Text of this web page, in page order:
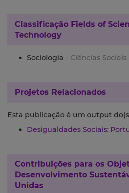
Classificação Fields of
Technology
Sociologia - Ciências Sociais
Projetos Relacionados
Esta publicação é um output
Desigualdades Sociais:
Contribuições para os
Desenvolvimento
Unidas